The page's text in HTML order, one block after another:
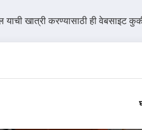
याची खात्री करण्यासाठी ही वेबसाइट